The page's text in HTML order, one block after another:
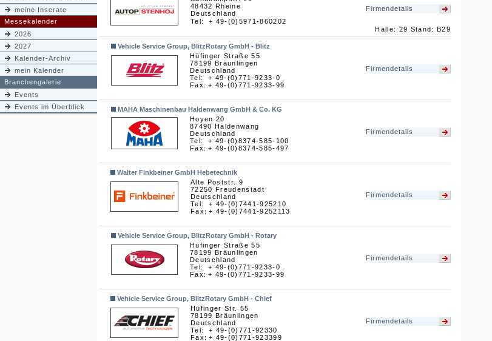
meine Inserate
Messekalender
2026
2027
Kalender-Archiv
mein Kalender
Branchengalerie
Events
Events im Überblick
48432 Rheine
Deutschland
Firmendetails
Tel:
+ 49-(0)5971-860202
Halle: 29 Stand: B29
Vehicle Service Group, BlitzRotary GmbH - Blitz
Hüfinger Straße 55
78199 Bräunlingen
Deutschland
Firmendetails
Tel:
Fax:
+ 49-(0)771-9233-0
+ 49-(0)771-9233-99
MAHA Maschinenbau Haldenwang GmbH & Co. KG
Hoyen 20
87490 Haldenwang
Deutschland
Firmendetails
Tel:
Fax:
+ 49-(0)8374-585-100
+ 49-(0)8374-585-497
Walter Finkbeiner GmbH Hebetechnik
Alte Poststr. 9
72250 Freudenstadt
Deutschland
Firmendetails
Tel:
Fax:
+ 49-(0)7441-925210
+ 49-(0)7441-9252113
Vehicle Service Group, BlitzRotary GmbH - Rotary
Hüfinger Straße 55
78199 Bräunlingen
Deutschland
Firmendetails
Tel:
Fax:
+ 49-(0)771-9233-0
+ 49-(0)771-9233-99
Vehicle Service Group, BlitzRotary GmbH - Chief
Hüfinger Str. 55
78199 Bräunlingen
Deutschland
Firmendetails
Tel:
Fax:
+ 49-(0)771-92330
+ 49-(0)771-923399